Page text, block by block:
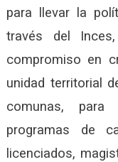
para llevar la
través del
compromiso en
unidad territorial
comunas,
programas de
licenciados,